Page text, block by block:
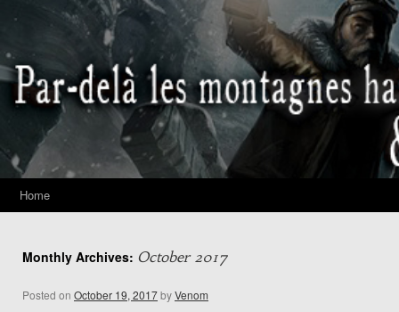
Home
Monthly Archives: October 2017
Posted on October 19, 2017byVenom